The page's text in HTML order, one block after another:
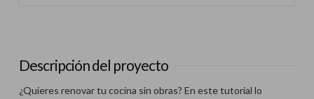
Descripción del proyecto
¿Quieres renovar tu cocina sin obras? En este tutorial lo